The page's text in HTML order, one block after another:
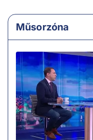
Műsorzóna